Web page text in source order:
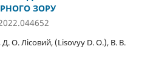
ЗОРУ
О. Лісовий, (Lisovyy D. O.), В. В.